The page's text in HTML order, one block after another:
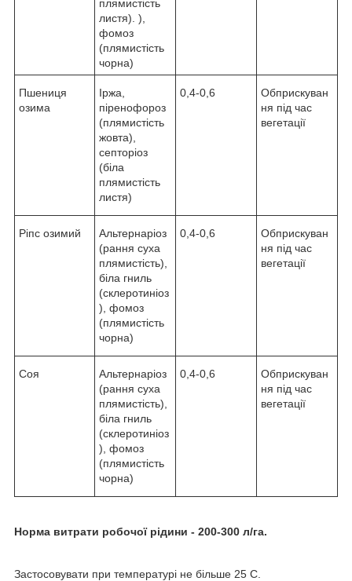
плямистість
листя). ),
фомоз
(плямистість
чорна)
Пшениця
озима
Іржа,
піренофороз
(плямистість
жовта),
септоріоз
(біла
плямистість
листя)
0,4-0,6
Обприскуван
ня під час
вегетації
Ріпс озимий
Альтернаріоз
(рання суха
плямистість),
біла гниль
(склеротиніоз
), фомоз
(плямистість
чорна)
0,4-0,6
Обприскуван
ня під час
вегетації
Соя
Альтернаріоз
(рання суха
плямистість),
біла гниль
(склеротиніоз
), фомоз
(плямистість
чорна)
0,4-0,6
Обприскуван
ня під час
вегетації
Норма витрати робочої рідини - 200-300 л/га.
Застосовувати при температурі не більше 25 С.